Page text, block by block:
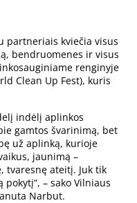
partneriais kviečia visus
bendruomenes ir visus
renginyje
Clean Up Fest), kuris
indėlį aplinkos
gamtos švarinimą, bet
už aplinką, kurioje
jaunimą –
ateitį. Juk tik
– sako Vilniaus
Narbut.